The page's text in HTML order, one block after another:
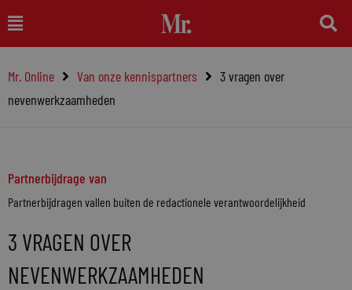
naar
inhoud
Main
Menu
Mr. Online Van onze kennispartners
3 vragen over
nevenwerkzaamheden
Partnerbijdrage van
Partnerbijdragen vallen buiten de redactionele verantwoordelijkheid
3 VRAGEN OVER
NEVENWERKZAAMHEDEN